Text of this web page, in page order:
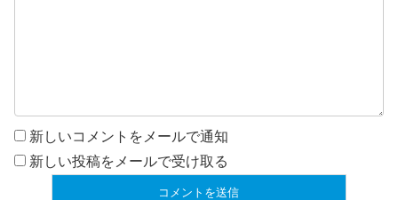
新しいコメントをメールで通知
新しい投稿をメールで受け取る